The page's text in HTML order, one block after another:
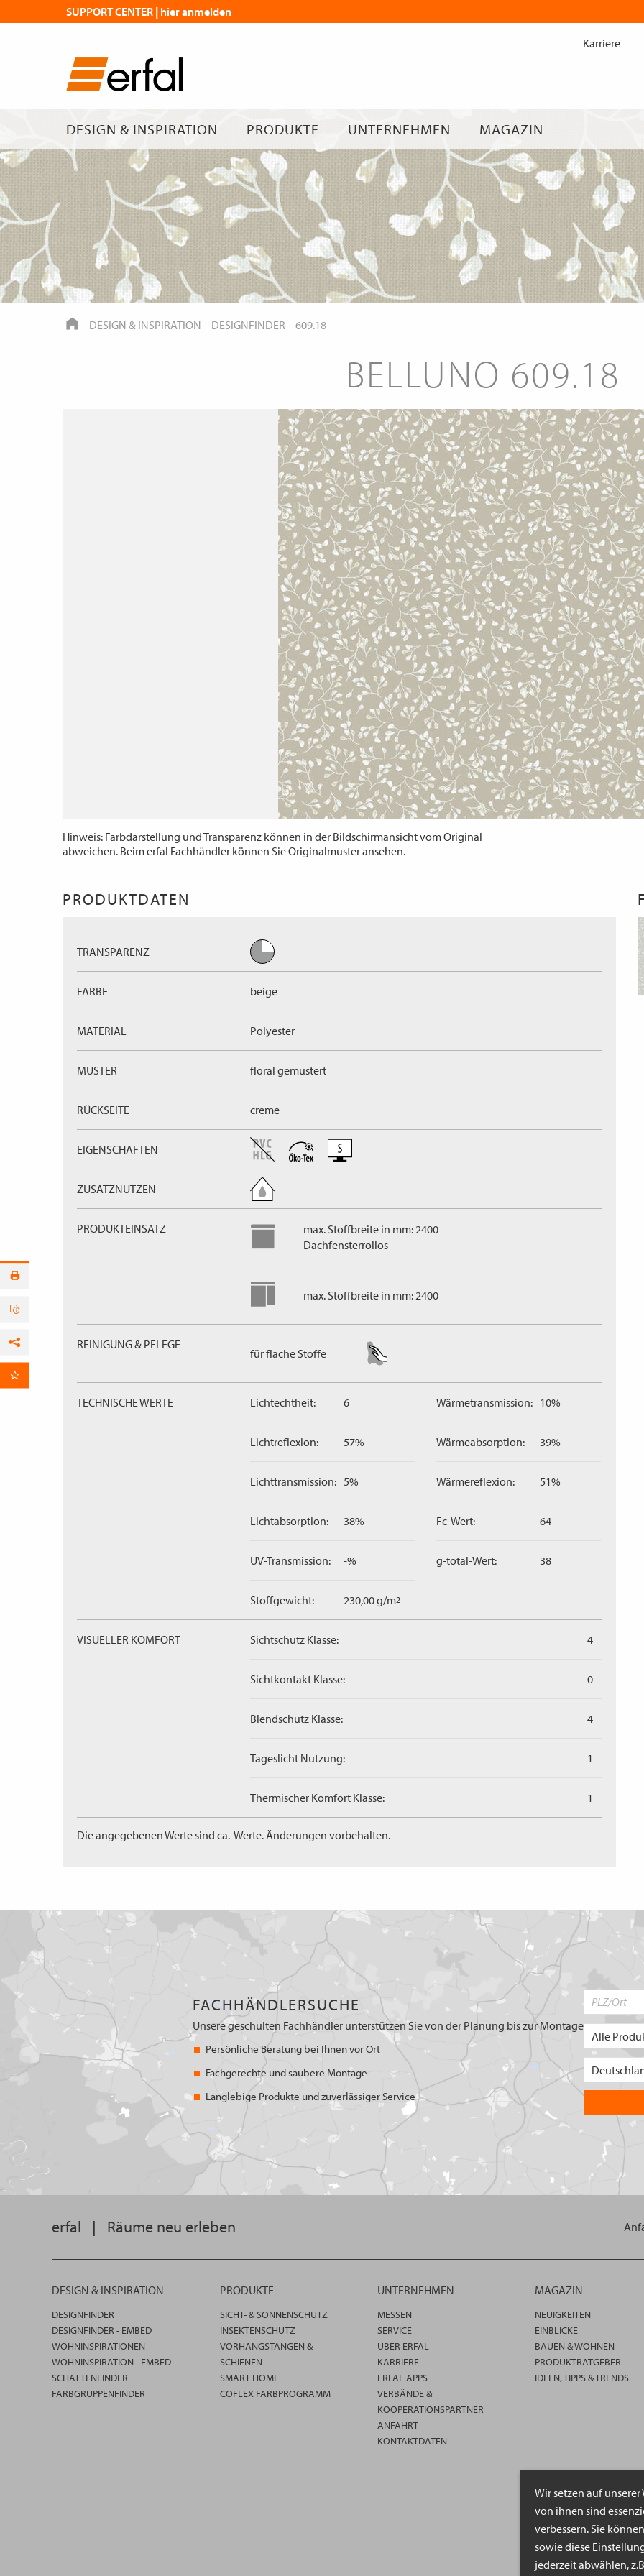
Wir setzen auf
von ihnen sind
verbessern. Sie
sowie diese
jederzeit abwählen,
Inhalt
DESIGN & INSPIRATION PRODUKTE UNTERNEHMEN MAGAZIN
Karriere
SUPPORT CENTER | hier anmelden
HOME
– DESIGN & INSPIRATION – DESIGNFINDER –609.18
BELLUNO 609.18
Hinweis: Farbdarstellung und Transparenz können in der Bildschirmansicht vom Original
abweichen. Beim erfal Fachhändler können Sie Originalmuster ansehen.
PRODUKTDATEN
TRANSPARENZ
FARBE beige
MATERIAL Polyester
MUSTER floral gemustert
RÜCKSEITE creme
EIGENSCHAFTEN
ZUSATZNUTZEN
PRODUKTEINSATZ
max. Stoffbreite in mm: 2400
Dachfensterrollos
max. Stoffbreite in mm: 2400
REINIGUNG & PFLEGE
für flache Stoffe
TECHNISCHE WERTE Lichtechtheit: 6
Lichtreflexion: 57%
Lichttransmission: 5%
Lichtabsorption: 38%
UV-Transmission: -%
Stoffgewicht: 230,00 g/m2
Wärmetransmission: 10%
Wärmeabsorption: 39%
Wärmereflexion: 51%
Fc-Wert: 64
g-total-Wert: 38
VISUELLER KOMFORT Sichtschutz Klasse: 4
Sichtkontakt Klasse: 0
Blendschutz Klasse: 4
Tageslicht Nutzung: 1
Thermischer Komfort Klasse: 1
Die angegebenen Werte sind ca.-Werte. Änderungen vorbehalten.
per E-Mail
FACHHÄNDLERSUCHE
Unsere geschulten Fachhändler unterstützen Sie von der Planung bis zur Montage
Persönliche Beratung bei Ihnen vor Ort
Fachgerechte und saubere Montage
Langlebige Produkte und zuverlässiger Service
erfal | Räume neu erleben
DESIGN & INSPIRATION
DESIGNFINDER
DESIGNFINDER - EMBED
WOHNINSPIRATIONEN
WOHNINSPIRATION - EMBED
SCHATTENFINDER
FARBGRUPPENFINDER
PRODUKTE
SICHT- & SONNENSCHUTZ
INSEKTENSCHUTZ
VORHANGSTANGEN & -
SCHIENEN
SMART HOME
COFLEX FARBPROGRAMM
UNTERNEHMEN
MESSEN
SERVICE
ÜBER ERFAL
KARRIERE
ERFAL APPS
VERBÄNDE &
KOOPERATIONSPARTNER
ANFAHRT
KONTAKTDATEN
MAGAZIN
NEUIGKEITEN
EINBLICKE
BAUEN & WOHNEN
PRODUKTRATGEBER
IDEEN, TIPPS & TRENDS